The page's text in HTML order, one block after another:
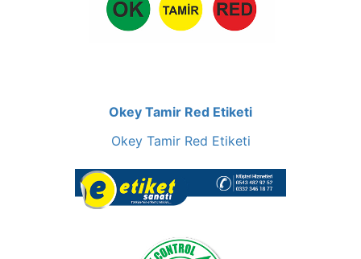
Okey Tamir Red Etiketi
Okey Tamir Red Etiketi